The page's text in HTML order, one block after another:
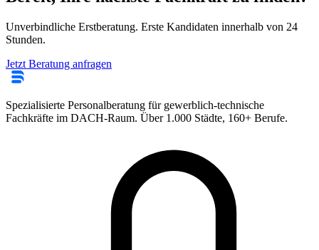
Unverbindliche Erstberatung. Erste Kandidaten innerhalb von 24
Stunden.
Jetzt Beratung anfragen
Spezialisierte Personalberatung für gewerblich-technische
Fachkräfte im DACH-Raum. Über 1.000 Städte, 160+ Berufe.